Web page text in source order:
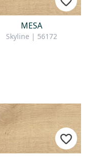
MESA
Skyline | 56172